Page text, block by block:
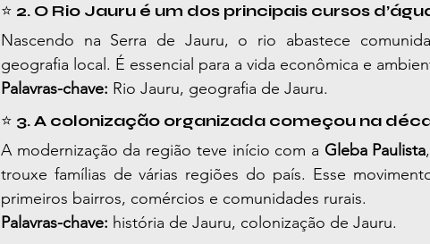
⭐ 2. O Rio Jauru é um dos principais cursos
Nascendo na Serra de Jauru, o rio abastece
geografia local. É essencial para a vida econômica e
Palavras-chave: Rio Jauru, geografia de Jauru.
⭐ 3. A colonização organizada começou na
A modernização da região teve início com a Gleba Paulista
trouxe famílias de várias regiões do país. Esse
primeiros bairros, comércios e comunidades rurais.
Palavras-chave: história de Jauru, colonização de Jauru.